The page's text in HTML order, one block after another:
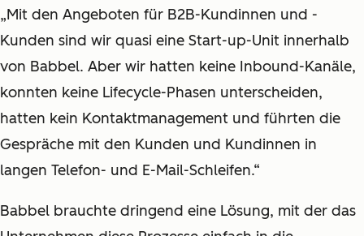
„Mit den Angeboten für B2B-Kundinnen und -
Kunden sind wir quasi eine Start-up-Unit innerhalb
von Babbel. Aber wir hatten keine Inbound-Kanäle,
konnten keine Lifecycle-Phasen unterscheiden,
hatten kein Kontaktmanagement und führten die
Gespräche mit den Kunden und Kundinnen in
langen Telefon- und E-Mail-Schleifen.“
Babbel brauchte dringend eine Lösung, mit der das